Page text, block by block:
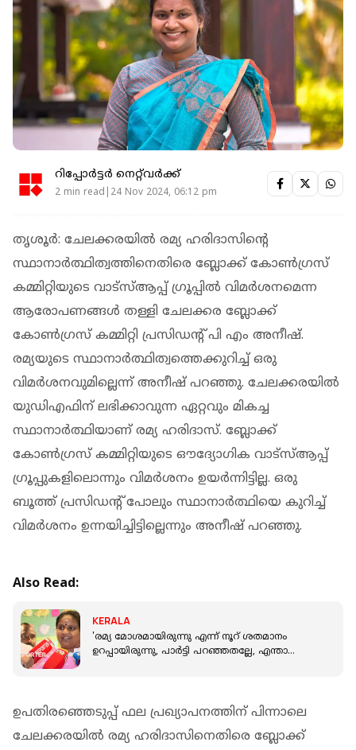
റിപ്പോർട്ടർ നെറ്റ്‌വര്‍ക്ക്‌
2 min read|24 Nov 2024, 06:12 pm
തൃശൂര്‍: ചേലക്കരയില്‍ രമ്യ ഹരിദാസിന്റെ
സ്ഥാനാര്‍ത്ഥിത്വത്തിനെതിരെ ബ്ലോക്ക് കോണ്‍ഗ്രസ്
കമ്മിറ്റിയുടെ വാട്‌സ്ആപ്പ് ഗ്രൂപ്പില്‍ വിമര്‍ശനമെന്ന
ആരോപണങ്ങള്‍ തള്ളി ചേലക്കര ബ്ലോക്ക്
കോണ്‍ഗ്രസ് കമ്മിറ്റി പ്രസിഡന്റ് പി എം അനീഷ്.
രമ്യയുടെ സ്ഥാനാര്‍ത്ഥിത്വത്തെക്കുറിച്ച് ഒരു
വിമര്‍ശനവുമില്ലെന്ന് അനീഷ് പറഞ്ഞു. ചേലക്കരയില്‍
യുഡിഎഫിന് ലഭിക്കാവുന്ന ഏറ്റവും മികച്ച
സ്ഥാനാര്‍ത്ഥിയാണ് രമ്യ ഹരിദാസ്. ബ്ലോക്ക്
കോണ്‍ഗ്രസ് കമ്മിറ്റിയുടെ ഔദ്യോഗിക വാട്‌സ്ആപ്പ്
ഗ്രൂപ്പുകളിലൊന്നും വിമര്‍ശനം ഉയര്‍ന്നിട്ടില്ല. ഒരു
ബൂത്ത് പ്രസിഡന്റ് പോലും സ്ഥാനാര്‍ത്ഥിയെ കുറിച്ച്
വിമര്‍ശനം ഉന്നയിച്ചിട്ടില്ലെന്നും അനീഷ് പറഞ്ഞു.
Also Read:
KERALA
'രമ്യ മോശമായിരുന്നു എന്ന് നൂറ് ശതമാനം
ഉറപ്പായിരുന്നു, പാർട്ടി പറഞ്ഞതല്ലേ, എന്താ
ഉപതിരഞ്ഞെടുപ്പ് ഫല പ്രഖ്യാപനത്തിന് പിന്നാലെ
ചേലക്കരയില്‍ രമ്യ ഹരിദാസിനെതിരെ ബ്ലോക്ക്